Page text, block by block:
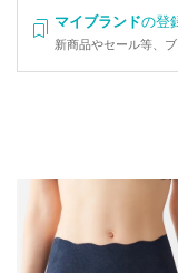
マイブランドの登
新商品やセール等、